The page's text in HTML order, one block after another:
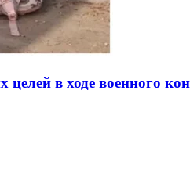
в ходе военного